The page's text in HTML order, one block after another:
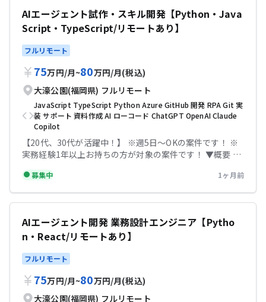
発に強みを持つフルスタックエンジニアとして、設計から
開発、内部結合、リリースまでのメイン工程を牽引してい
ントエンド重視のポジションとなりますが、開発フェーズ
に応じてバックエンドやインフラまで幅広くフルスタック
に対応していただきます。 フロントエンド：Next.js,
TypeScript, vitest, playwright, nginx バックエンド：
Java, Spring Boot, MySQL, Gradle, Open API, JUnit 共
通・インフラ：Git, Docker, AWS (Fargate, RDS,
CodeBuild, CodePipeline など) ▼条件等 出社：週3〜5日
出社orフルリモート 場所：大濠公園駅 精算幅：
140h~180h 勤務時間：8:45〜17:45 服装：私服 【必須ス
キル】 ・Next.js, Typescriptなどを用いたフロントエンド
開発経験 ・バックエンド開発経験（言語不問、Javaまたは
Kotlinだと望ましい） 【尚可スキル】 ・Codex /
ClaudeCode / Github Copilot などのAIコーディングエー
ポートで安心して参画していただけます！
AIエージェント試作・スキル開発【Python・Java
Script・TypeScript/リモートあり】
フルリモート
75万円/月~80万円/月(税込)
大濠公園(福岡県) フルリモート
JavaScript TypeScript PythonAzureGitHub 開発 RPAGit 実
装 サポート 資料作成AI ローコード ChatGPT OpenAIClaude
Copilot
【20代、30代が活躍中！】 ※週5日〜OKの案件です！ ※
実務経験1年以上お持ちの方が対象の案件です！ ▼概要 AI
における募集チームでは、社内業務の高度化・効率化を目
的として、生成AIを活用したAIエージェントの開発を進め
ています。 本プロジェクトでは、業務手順や開発作業をAI
ンプト、ツール呼び出し、API連携などを組み合わせて、
業務ごとのエージェントを試作・改善していきます。 大規
援ツールを使い、自分の作業を自動化・効率化した経験
や、AIに任せやすい形に作業手順を分解・言語化できる力
を重視します。 〇想定する役割 ・業務手順や開発作業をAI
エージェントが実行できるタスクに分解 ・SKILL.md、プ
募集中 1ヶ月前
AIエージェント開発 業務設計エンジニア【Pytho
n・React/リモートあり】
フルリモート
75万円/月~80万円/月(税込)
大濠公園(福岡県) フルリモート